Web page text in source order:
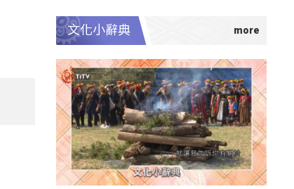
文化小辭典